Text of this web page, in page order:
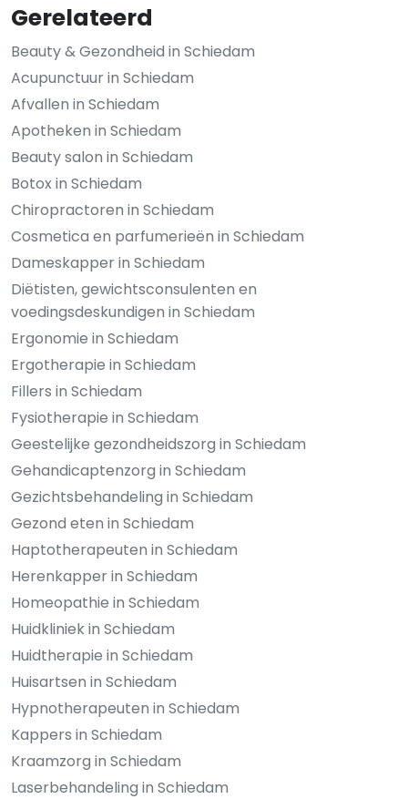
Gerelateerd
Beauty & Gezondheid in Schiedam
Acupunctuur in Schiedam
Afvallen in Schiedam
Apotheken in Schiedam
Beauty salon in Schiedam
Botox in Schiedam
Chiropractoren in Schiedam
Cosmetica en parfumerieën in Schiedam
Dameskapper in Schiedam
Diëtisten, gewichtsconsulenten en
voedingsdeskundigen in Schiedam
Ergonomie in Schiedam
Ergotherapie in Schiedam
Fillers in Schiedam
Fysiotherapie in Schiedam
Geestelijke gezondheidszorg in Schiedam
Gehandicaptenzorg in Schiedam
Gezichtsbehandeling in Schiedam
Gezond eten in Schiedam
Haptotherapeuten in Schiedam
Herenkapper in Schiedam
Homeopathie in Schiedam
Huidkliniek in Schiedam
Huidtherapie in Schiedam
Huisartsen in Schiedam
Hypnotherapeuten in Schiedam
Kappers in Schiedam
Kraamzorg in Schiedam
Laserbehandeling in Schiedam